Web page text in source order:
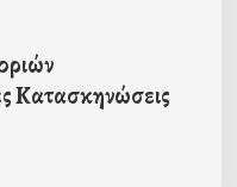
Κατασκηνώσεις